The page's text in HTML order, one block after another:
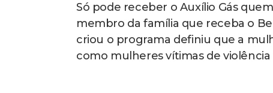
Só pode receber o Auxílio Gás
membro da família que receba o
criou o programa definiu que a
como mulheres vítimas de